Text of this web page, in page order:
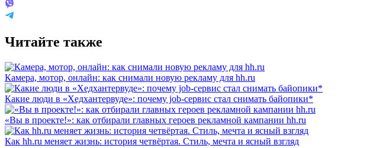
Читайте также
Камера, мотор, онлайн: как снимали новую рекламу для hh.ru
Какие люди в «Хедхантервуде»: почему job-сервис стал снимать байопики*
«Вы в проекте!»: как отбирали главных героев рекламной кампании hh.ru
Как hh.ru меняет жизнь: история четвёртая. Стиль, мечта и ясный взгляд